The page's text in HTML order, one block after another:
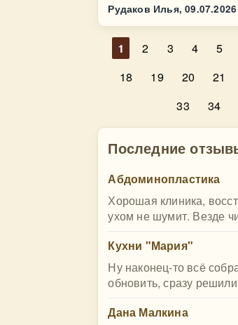
Рудаков Илья, 09.07.2026
1 2 3 4 5
18
19 20 21
33
34
Последние
Абдоминопластика
Хорошая клиника,
ухом не шумит. Везде
Кухни "Мария"
Ну наконец-то всё
обновить, сразу
Дана Малкина